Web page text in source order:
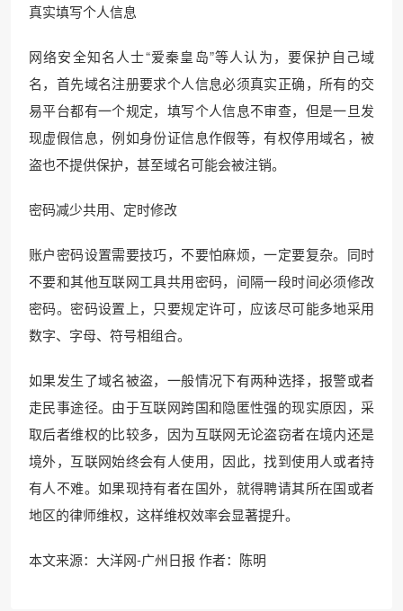
真实填写个人信息
网络安全知名人士“爱秦皇岛”等人认为，要保护自己域
名，首先域名注册要求个人信息必须真实正确，所有的交
易平台都有一个规定，填写个人信息不审查，但是一旦发
现虚假信息，例如身份证信息作假等，有权停用域名，被
盗也不提供保护，甚至域名可能会被注销。
密码减少共用、定时修改
账户密码设置需要技巧，不要怕麻烦，一定要复杂。同时
不要和其他互联网工具共用密码，间隔一段时间必须修改
密码。密码设置上，只要规定许可，应该尽可能多地采用
数字、字母、符号相组合。
如果发生了域名被盗，一般情况下有两种选择，报警或者
走民事途径。由于互联网跨国和隐匿性强的现实原因，采
取后者维权的比较多，因为互联网无论盗窃者在境内还是
境外，互联网始终会有人使用，因此，找到使用人或者持
有人不难。如果现持有者在国外，就得聘请其所在国或者
地区的律师维权，这样维权效率会显著提升。
本文来源：大洋网-广州日报 作者：陈明